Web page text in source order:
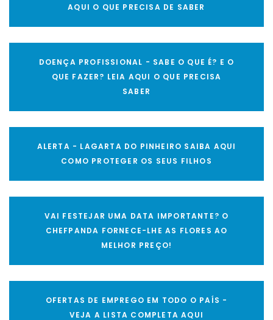
AQUI O QUE PRECISA DE SABER
DOENÇA PROFISSIONAL - SABE O QUE É? E O
QUE FAZER? LEIA AQUI O QUE PRECISA
SABER
ALERTA - LAGARTA DO PINHEIRO SAIBA AQUI
COMO PROTEGER OS SEUS FILHOS
VAI FESTEJAR UMA DATA IMPORTANTE? O
CHEFPANDA FORNECE-LHE AS FLORES AO
MELHOR PREÇO!
OFERTAS DE EMPREGO EM TODO O PAÍS -
VEJA A LISTA COMPLETA AQUI